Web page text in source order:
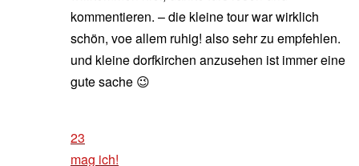
kommentieren. – die kleine tour war wirklich
schön, voe allem ruhig! also sehr zu empfehlen.
und kleine dorfkirchen anzusehen ist immer eine
gute sache 😉
23
mag ich!